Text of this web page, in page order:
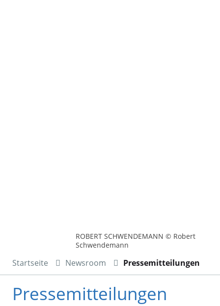
ROBERT SCHWENDEMANN © Robert
Schwendemann
Startseite Newsroom Pressemitteilungen
Pressemitteilungen